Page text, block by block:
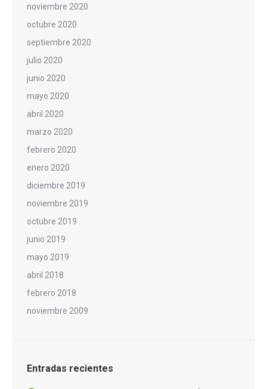
noviembre 2020
octubre 2020
septiembre 2020
julio 2020
junio 2020
mayo 2020
abril 2020
marzo 2020
febrero 2020
enero 2020
diciembre 2019
noviembre 2019
octubre 2019
junio 2019
mayo 2019
abril 2018
febrero 2018
noviembre 2009
Entradas recientes